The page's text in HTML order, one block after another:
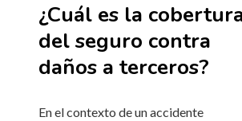
¿Cuál es la
del seguro contra
daños a terceros?
En el contexto de un accidente